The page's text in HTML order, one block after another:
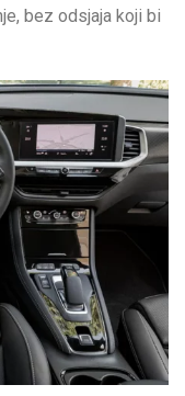
bez odsjaja koji bi